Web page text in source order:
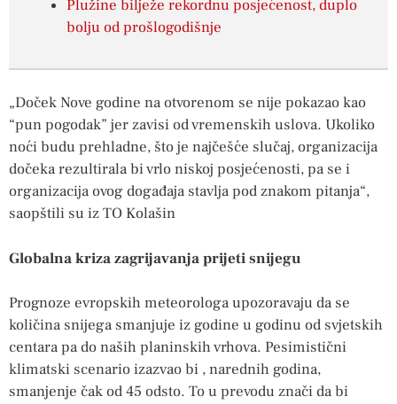
Plužine bilježe rekordnu posjećenost, duplo
bolju od prošlogodišnje
„Doček Nove godine na otvorenom se nije pokazao kao
“pun pogodak” jer zavisi od vremenskih uslova. Ukoliko
noći budu prehladne, što je najčešće slučaj, organizacija
dočeka rezultirala bi vrlo niskoj posjećenosti, pa se i
organizacija ovog događaja stavlja pod znakom pitanja“,
saopštili su iz TO Kolašin
Globalna kriza zagrijavanja prijeti snijegu
Prognoze evropskih meteorologa upozoravaju da se
količina snijega smanjuje iz godine u godinu od svjetskih
centara pa do naših planinskih vrhova. Pesimistični
klimatski scenario izazvao bi , narednih godina,
smanjenje čak od 45 odsto. To u prevodu znači da bi